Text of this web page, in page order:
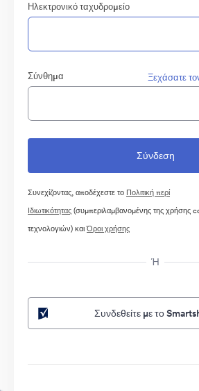
Ηλεκτρονικό ταχυδρομείο
Σύνθημα Ξεχάσατε
Συνεχίζοντας, αποδέχεστε το Πολιτική περί
Ιδιωτικότητας(συμπεριλαμβανομένης της χρήσης
τεχνολογιών) καιΌροι χρήσης
Ή
Συνδεθείτε με το